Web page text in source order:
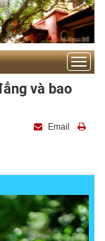
Toggle
và bao
Email